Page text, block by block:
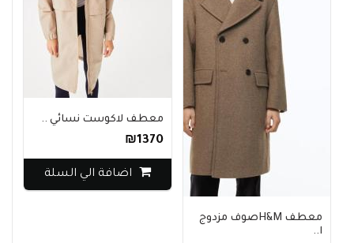
معطف H&Mصوف مزدوج
ا..
معطف لاكوست نسائي ..
₪1370
اضافة الي السلة